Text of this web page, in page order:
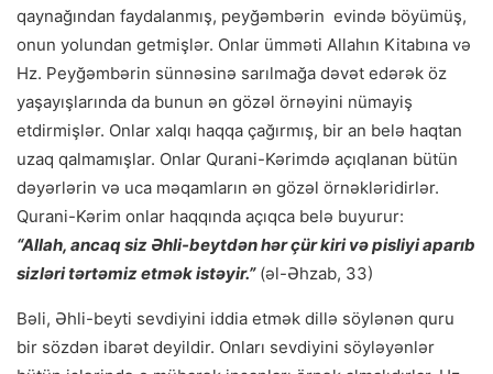
qaynağından faydalanmış, peyğəmbərin evində böyümüş,
onun yolundan getmişlər. Onlar ümməti Allahın Kitabına və
Hz. Peyğəmbərin sünnəsinə sarılmağa dəvət edərək öz
yaşayışlarında da bunun ən gözəl örnəyini nümayiş
etdirmişlər. Onlar xalqı haqqa çağırmış, bir an belə haqtan
uzaq qalmamışlar. Onlar Qurani-Kərimdə açıqlanan bütün
dəyərlərin və uca məqamların ən gözəl örnəkləridirlər.
Qurani-Kərim onlar haqqında açıqca belə buyurur:
“Allah, ancaq siz Əhli-beytdən hər çür kiri və pisliyi aparıb
sizləri tərtəmiz etmək istəyir.”(əl-Əhzab, 33)
Bəli, Əhli-beyti sevdiyini iddia etmək dillə söylənən quru
bir sözdən ibarət deyildir. Onları sevdiyini söyləyənlər